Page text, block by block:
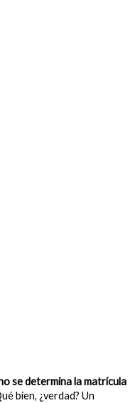
se determina la matrícula
bien, ¿verdad? Un